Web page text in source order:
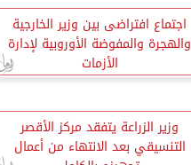
اجتماع افتراضى بين وزير الخارجية
والهجرة والمفوضة الأوروبية لإدارة
الأزمات
وزير الزراعة يتفقد مركز الأقصر
التنسيقي بعد الانتهاء من أعمال